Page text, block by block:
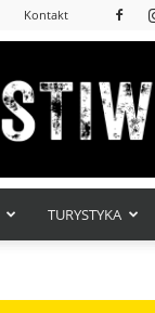
Kontakt
TURYSTYKA